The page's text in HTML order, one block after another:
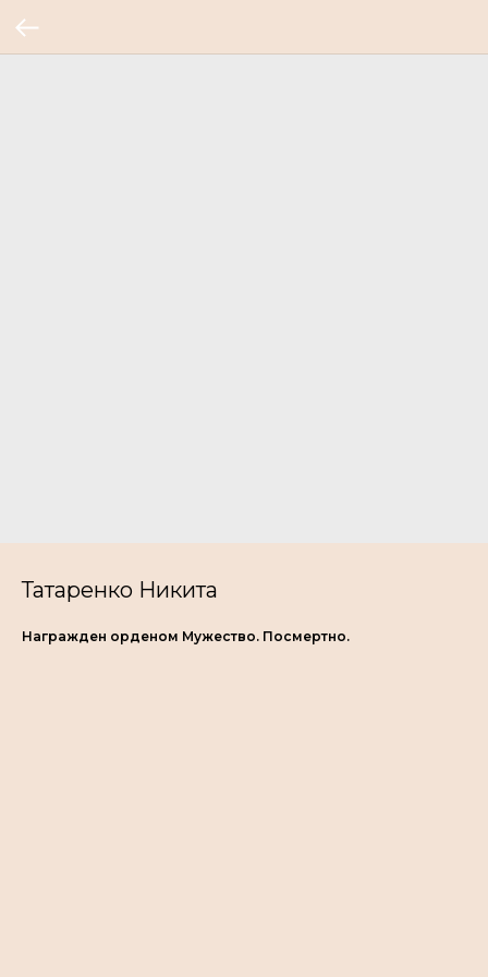
Татаренко Никита
Награжден орденом Мужество. Посмертно.